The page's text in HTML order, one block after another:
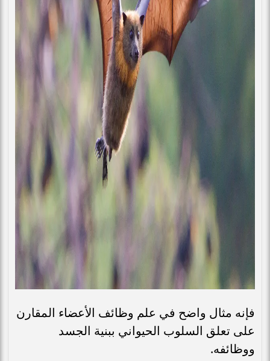
فإنه مثال واضح في علم وظائف الأعضاء المقارن
على تعلق السلوب الحيواني ببنية الجسد
ووظائفه.